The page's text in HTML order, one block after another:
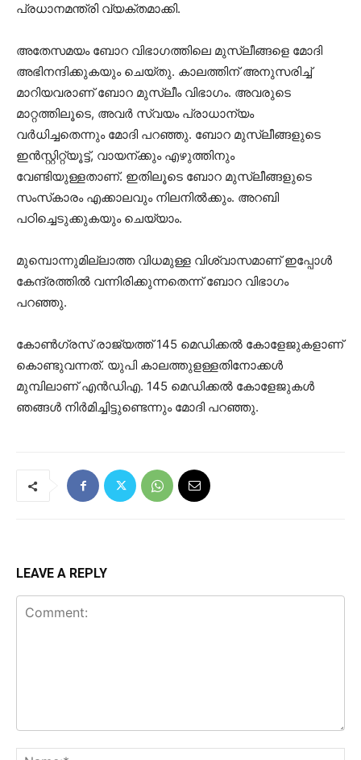
പ്രധാനമന്ത്രി വ്യക്തമാക്കി.
അതേസമയം ബോറ വിഭാഗത്തിലെ മുസ്ലീങ്ങളെ മോദി
അഭിനന്ദിക്കുകയും ചെയ്തു. കാലത്തിന് അനുസരിച്ച്
മാറിയവരാണ് ബോറ മുസ്ലീം വിഭാഗം. അവരുടെ
മാറ്റത്തിലൂടെ, അവര്‍ സ്വയം പ്രാധാന്യം
വര്‍ധിച്ചതെന്നും മോദി പറഞ്ഞു. ബോറ മുസ്ലീങ്ങളുടെ
ഇന്‍സ്റ്റിറ്റ്യൂട്ട്, വായന്ക്കും എഴുത്തിനും
വേണ്ടിയുള്ളതാണ്. ഇതിലൂടെ ബോറ മുസ്ലീങ്ങളുടെ
സംസ്‌കാരം എക്കാലവും നിലനില്‍ക്കും. അറബി
പഠിച്ചെടുക്കുകയും ചെയ്യാം.
മുമ്പൊന്നുമില്ലാത്ത വിധമുള്ള വിശ്വാസമാണ് ഇപ്പോള്‍
കേന്ദ്രത്തില്‍ വന്നിരിക്കുന്നതെന്ന് ബോറ വിഭാഗം
പറഞ്ഞു.
കോണ്‍ഗ്രസ് രാജ്യത്ത് 145 മെഡിക്കല്‍ കോളേജുകളാണ്
കൊണ്ടുവന്നത്. യുപി കാലത്തുളള്ളതിനോക്കള്‍
മുമ്പിലാണ് എന്‍ഡിഎ. 145 മെഡിക്കല്‍ കോളേജുകള്‍
ഞങ്ങള്‍ നിര്‍മിച്ചിട്ടുണ്ടെന്നും മോദി പറഞ്ഞു.
LEAVE A REPLY